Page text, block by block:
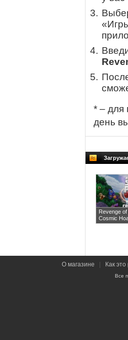
* – для
день
Revenge
Cosmic
О магазине Как
Все